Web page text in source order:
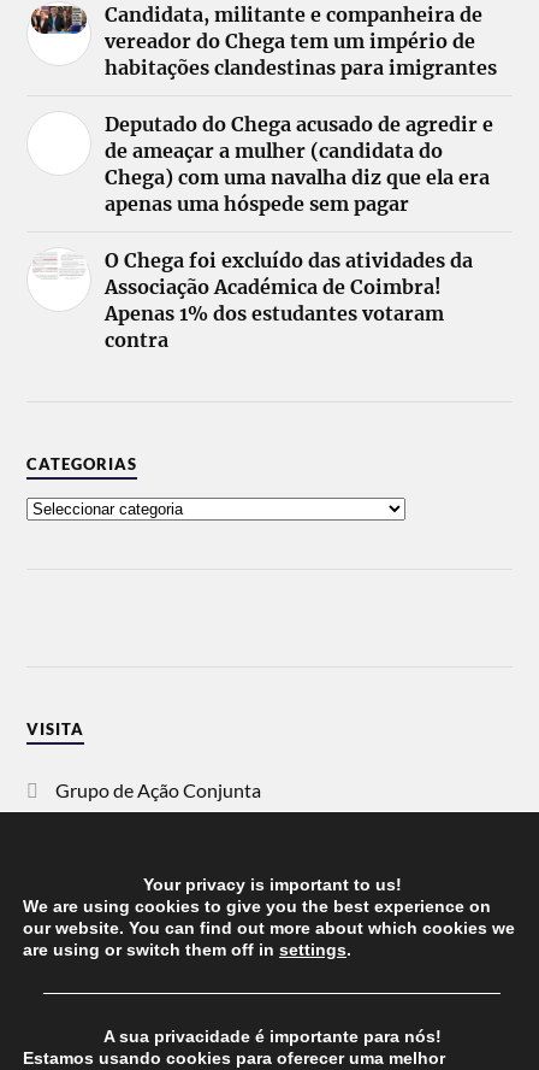
Candidata, militante e companheira de
vereador do Chega tem um império de
habitações clandestinas para imigrantes
Deputado do Chega acusado de agredir e
de ameaçar a mulher (candidata do
Chega) com uma navalha diz que ela era
apenas uma hóspede sem pagar
O Chega foi excluído das atividades da
Associação Académica de Coimbra!
Apenas 1% dos estudantes votaram
contra
CATEGORIAS
VISITA
Grupo de Ação Conjunta
Vida Justa
dezanove
Your privacy is important to us!
We are using cookies to give you the best experience on
our website. You can find out more about which cookies we
are using or switch them off in settings.
──────────────────────────────────────
A sua privacidade é importante para nós!
Estamos usando cookies para oferecer uma melhor